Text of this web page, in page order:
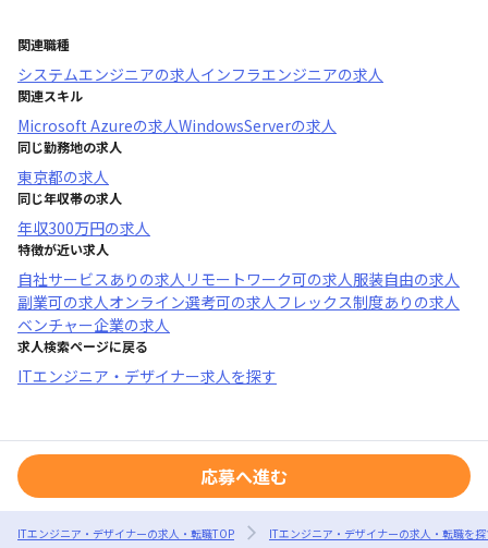
関連職種
システムエンジニアの求人インフラエンジニアの求人
関連スキル
Microsoft Azureの求人WindowsServerの求人
同じ勤務地の求人
東京都の求人
同じ年収帯の求人
年収300万円の求人
特徴が近い求人
自社サービスあり の求人 リモートワーク可の求人服装自由の求人
副業可の求人オンライン選考可の求人フレックス制度あり の求人
ベンチャー企業の求人
求人検索ページに戻る
ITエンジニア・デザイナー求人を探す
応募へ進む
ITエンジニア・デザイナーの求人・転職TOP ITエンジニア・デザイナーの求人・転職を